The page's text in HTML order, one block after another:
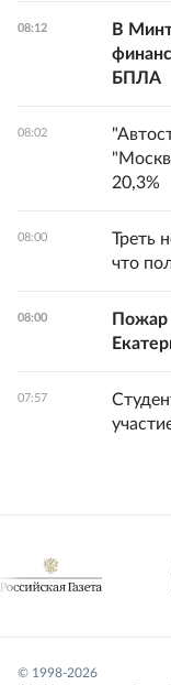
08:12
В
БПЛА
08:02
20,3%
08:00
Треть
что
08:00
Пожар
07:57
© 1998-2026